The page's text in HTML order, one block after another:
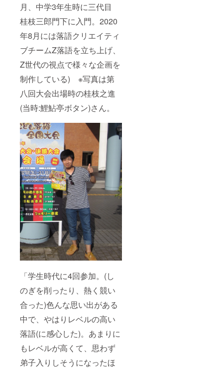
月、中学3年生時に三代目
桂枝三郎門下に入門。2020
年8月には落語クリエイティ
ブチームZ落語を立ち上げ、
Z世代の視点で様々な企画を
制作している) ※写真は第
八回大会出場時の桂枝之進
(当時:鯉鮎亭ボタン)さん。
「学生時代に4回参加。(し
のぎを削ったり、熱く競い
合った)色んな思い出がある
中で、やはりレベルの高い
落語(に感心した)。あまりに
もレベルが高くて、思わず
弟子入りしそうになったほ